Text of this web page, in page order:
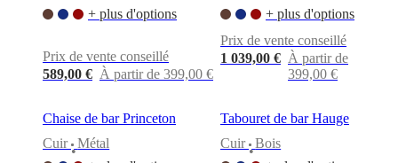
+ plus d'options
Prix de vente conseillé
589,00 € À partir de 399,00 €
+ plus d'options
Prix de vente conseillé
1 039,00 € À partir de
399,00 €
Chaise de bar Princeton
Cuir
•
Métal
Tabouret de bar Hauge
Cuir
•
Bois